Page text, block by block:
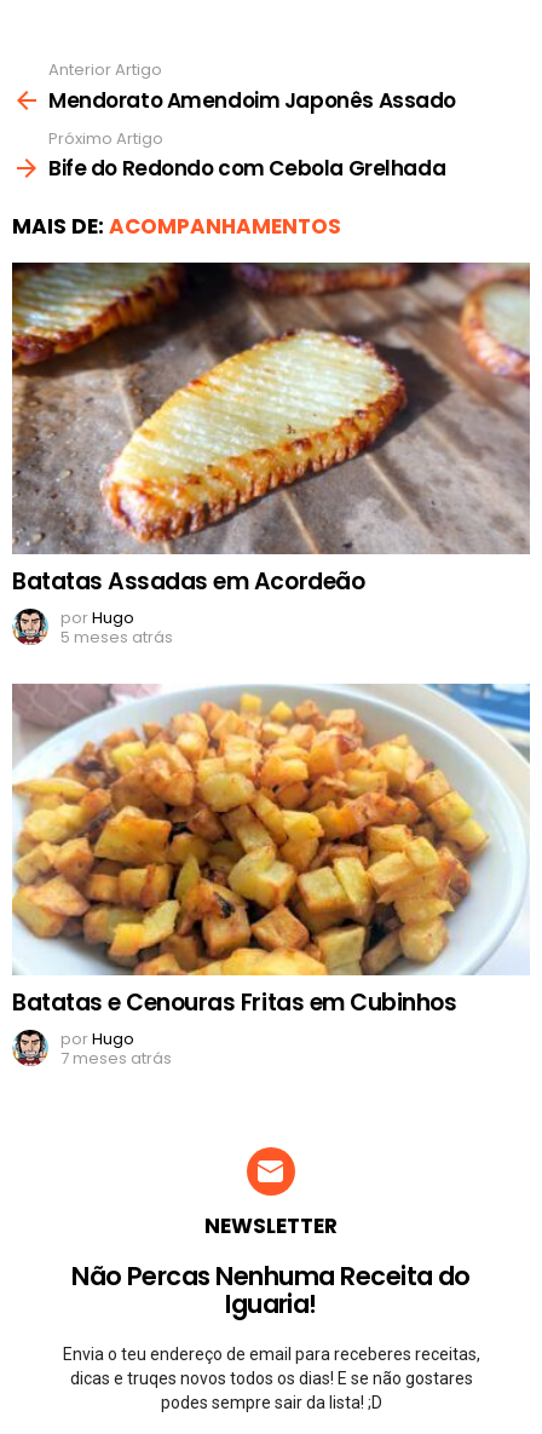
mais
Anterior Artigo
Mendorato Amendoim Japonês Assado
Próximo Artigo
Bife do Redondo com Cebola Grelhada
MAIS DE: ACOMPANHAMENTOS
Batatas Assadas em Acordeão
porHugo
5 meses atrás
Batatas e Cenouras Fritas em Cubinhos
porHugo
7 meses atrás
NEWSLETTER
Não Percas Nenhuma Receita do
Iguaria!
Envia o teu endereço de email para receberes receitas,
dicas e truqes novos todos os dias! E se não gostares
podes sempre sair da lista! ;D